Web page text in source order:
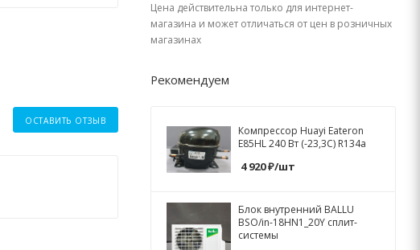
ОСТАВИТЬ ОТЗЫВ
Цена действительна только для интернет-
магазина и может отличаться от цен в розничных
магазинах
Рекомендуем
Компрессор Huayi Eateron
E85HL 240 Вт (-23,3C) R134a
4 920₽/шт
Блок внутренний BALLU
BSO/in-18HN1_20Y сплит-
системы